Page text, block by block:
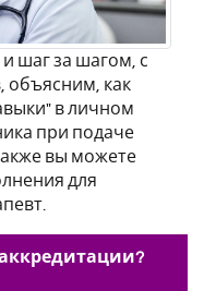
шаг за шагом, с
как
в личном
при подаче
вы можете
для